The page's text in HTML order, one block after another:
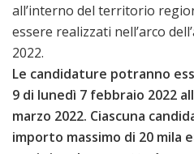
all’interno del territorio
essere realizzati nell’arco
2022.
Le candidature potranno
9 di lunedì 7 febbraio 2022
marzo 2022. Ciascuna
importo massimo di 20 mila